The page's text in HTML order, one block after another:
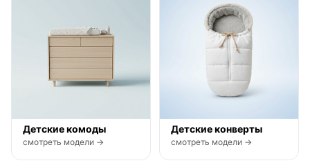
Детские комоды
смотреть модели →
Детские конверты
смотреть модели →